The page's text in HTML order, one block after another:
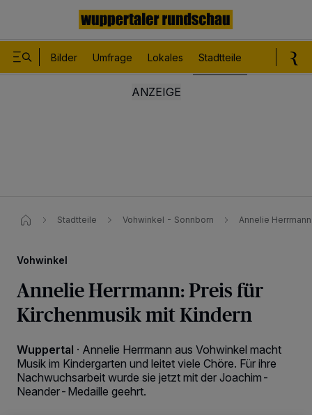
Bilder Umfrage Lokales Stadtteile
Stadtteile Vohwinkel - Sonnborn Annelie
Vohwinkel
Annelie Herrmann: Preis für
Kirchenmusik mit Kindern
Wuppertal · Annelie Herrmann aus Vohwinkel macht
Musik im Kindergarten und leitet viele Chöre. Für ihre
Nachwuchsarbeit wurde sie jetzt mit der Joachim-
Neander-Medaille geehrt.